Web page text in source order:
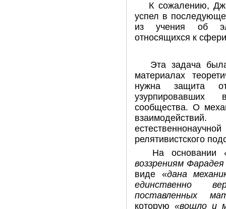
К сожалению,
успел в
из учения об
относящихся к
Эта задача
материалах
нужна защита
узурпировавших
сообщества. О
релятивистского
На основании
воззрениям
виде «дана
единственно
поставленных
которую «вошло и